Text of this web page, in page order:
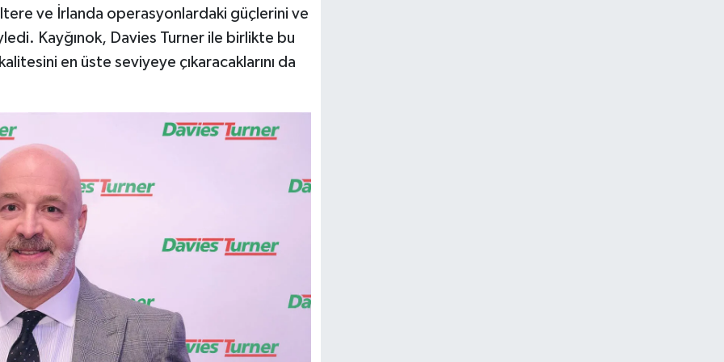
ve İrlanda operasyonlardaki güçlerini ve
Kayğınok, Davies Turner ile birlikte bu
en üste seviyeye çıkaracaklarını da